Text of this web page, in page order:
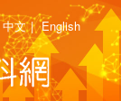
中文 | English